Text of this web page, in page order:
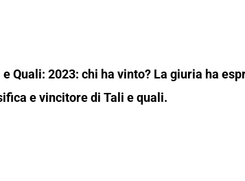
Quali: 2023: chi ha vinto? La giuria ha
e vincitore di Tali e quali.